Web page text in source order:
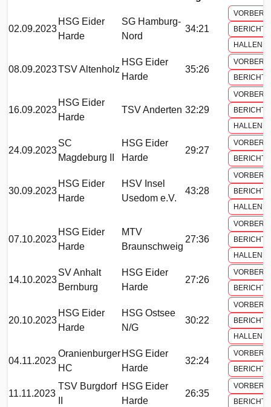
02.09.2023
HSG Eider
Harde
SG Hamburg-
Nord
34:21
BERICHT
08.09.2023TSV Altenholz
HSG Eider
Harde
35:26
BERICHT
16.09.2023
HSG Eider
Harde
TSV Anderten 32:29
BERICHT
24.09.2023
SC
Magdeburg II
HSG Eider
Harde
29:27
BERICHT
30.09.2023
HSG Eider
Harde
HSV Insel
Usedom e.V.
43:28
BERICHT
07.10.2023
HSG Eider
Harde
MTV
Braunschweig
27:36
BERICHT
14.10.2023
SV Anhalt
Bernburg
HSG Eider
Harde
27:26
BERICHT
20.10.2023
HSG Eider
Harde
HSG Ostsee
N/G
30:22
BERICHT
04.11.2023
Oranienburger
HC
HSG Eider
Harde
32:24
BERICHT
11.11.2023
TSV Burgdorf HSG Eider
Harde
26:35
BERICHT